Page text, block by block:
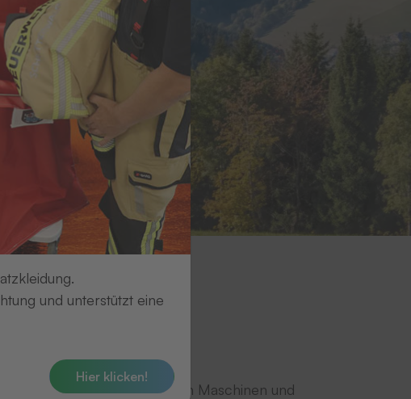
Waren (insbesondere von Maschinen und
und unterstützt eine
Hier klicken!